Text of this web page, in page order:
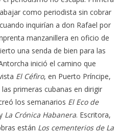
como periodista sin cobrar
inquirían a don Rafael por
manzanillera en oficio de
una senda de bien para las
inició el camino que
El Céfiro, en Puerto Príncipe,
primeras cubanas en dirigir
los semanarios El Eco de
La Crónica Habanera. Escritora,
están Los cementerios de La